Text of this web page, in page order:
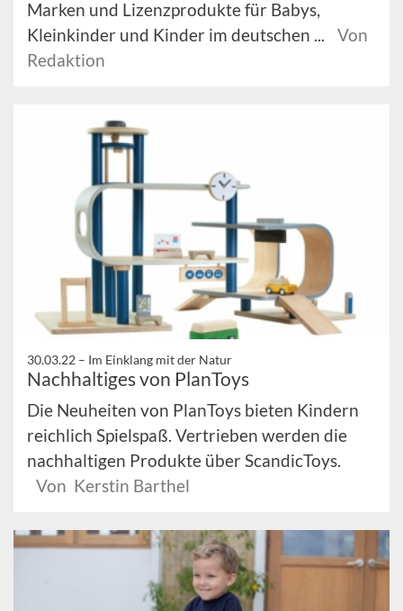
Marken und Lizenzprodukte für Babys,
Kleinkinder und Kinder im deutschen ...
Von
Redaktion
30.03.22 – Im Einklang mit der Natur
Nachhaltiges von PlanToys
Die Neuheiten von PlanToys bieten Kindern
reichlich Spielspaß. Vertrieben werden die
nachhaltigen Produkte über ScandicToys.
Von Kerstin Barthel